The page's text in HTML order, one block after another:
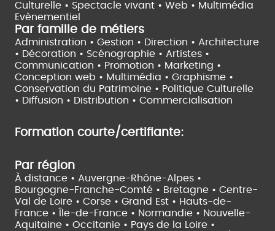
Culturelle • Spectacle vivant • Web • Multimédia
Evènementiel
Par famille de métiers
Administration • Gestion • Direction • Architecture
• Décoration • Scénographie • Artistes •
Communication • Promotion • Marketing •
Conception web • Multimédia • Graphisme •
Conservation du Patrimoine • Politique Culturelle
• Diffusion • Distribution • Commercialisation
Formation courte/certifiante:
Par région
À distance • Auvergne-Rhône-Alpes •
Bourgogne-Franche-Comté • Bretagne • Centre-
Val de Loire • Corse • Grand Est • Hauts-de-
France •
Île-de-France • Normandie • Nouvelle-
Aquitaine • Occitanie • Pays de la Loire •